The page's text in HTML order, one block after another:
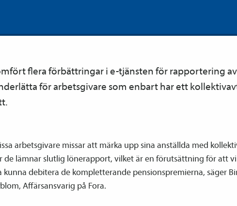
flera förbättringar i e-tjänsten för rapportering
för arbetsgivare som enbart har ett
arbetsgivare missar att märka upp sina anställda med
de lämnar slutlig lönerapport, vilket är en förutsättning för att vi
kunna debitera de kompletterande pensions­premierna, säger
Affärsansvarig på Fora.